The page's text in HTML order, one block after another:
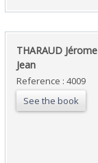
‎THARAUD
Jean‎
Reference : 4009
See the book